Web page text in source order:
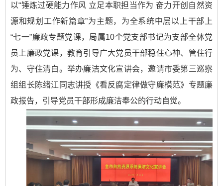
以“锤炼过硬能力作风 立足本职担当作为 奋力开创自然资
源和规划工作新篇章”为主题，为全系统中层以上干部上
“七一”廉政专题党课，局属10个党支部书记为支部全体党
员上廉政党课，教育引导广大党员干部稳住心神、管住行
为、守住清白。举办廉洁文化宣讲会，邀请市委第三巡察
组组长陈绪江同志讲授《看反腐定律做守廉模范》专题廉
政报告，引导党员干部形成廉洁奉公的行动自觉。